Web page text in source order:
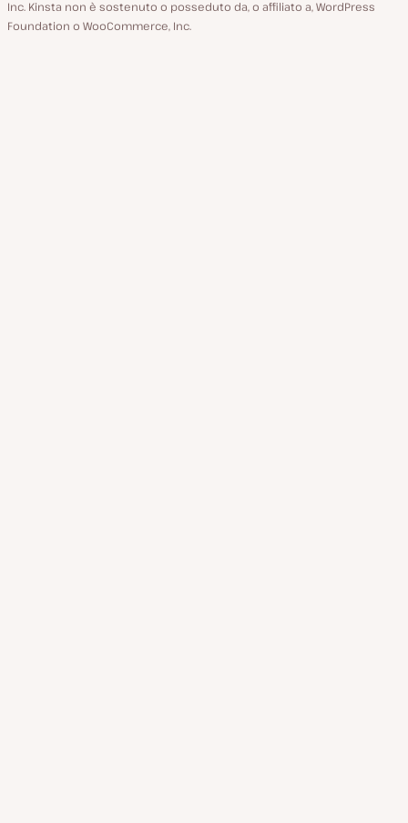
Inc. Kinsta non è sostenuto o posseduto da, o affiliato a, WordPress
Foundation o WooCommerce, Inc.